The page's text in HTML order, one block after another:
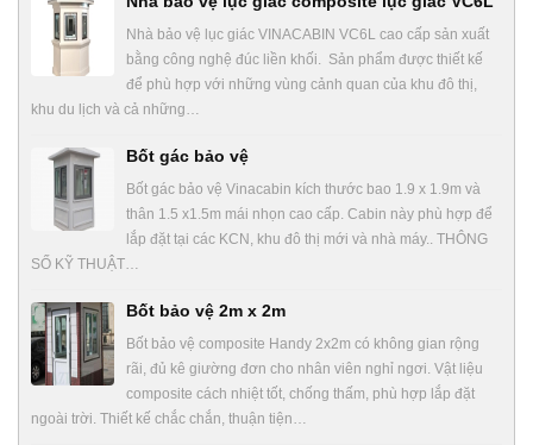
Nhà bảo vệ lục giác VINACABIN VC6L cao cấp sản xuất
bằng công nghệ đúc liền khối. Sản phẩm được thiết kế
để phù hợp với những vùng cảnh quan của khu đô thị,
khu du lịch và cả những…
Bốt gác bảo vệ
Bốt gác bảo vệ Vinacabin kích thước bao 1.9 x 1.9m và
thân 1.5 x1.5m mái nhọn cao cấp. Cabin này phù hợp để
lắp đặt tại các KCN, khu đô thị mới và nhà máy.. THÔNG
SỐ KỸ THUẬT…
Bốt bảo vệ 2m x 2m
Bốt bảo vệ composite Handy 2x2m có không gian rộng
rãi, đủ kê giường đơn cho nhân viên nghỉ ngơi. Vật liệu
composite cách nhiệt tốt, chống thấm, phù hợp lắp đặt
ngoài trời. Thiết kế chắc chắn, thuận tiện…